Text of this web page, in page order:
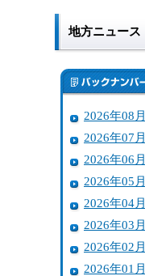
地方ニュース
2026年08月
2026年07月
2026年06月
2026年05月
2026年04月
2026年03月
2026年02月
2026年01月